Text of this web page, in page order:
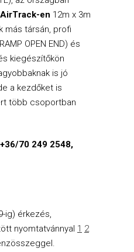
AirTrack-en 12m x 3m
más társán, profi
OPEN END) és
kiegészítőkön
is jó
a kezdőket is
több csoportban
70 249 2548,
ig) érkezés,
nyomtatvánnyal 1 2